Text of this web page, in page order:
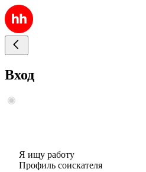
Вход
Я ищу работу
Профиль соискателя